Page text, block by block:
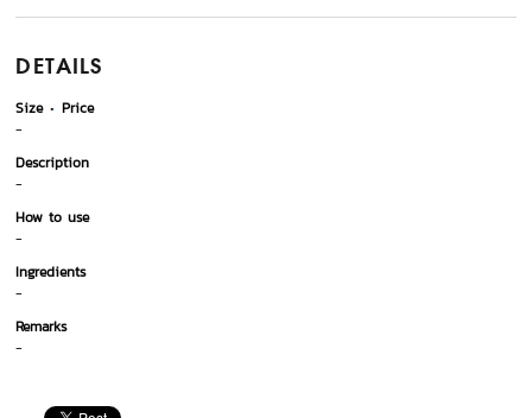
DETAILS
Size
Price
-
Description
-
How to use
-
Ingredients
-
Remarks
-